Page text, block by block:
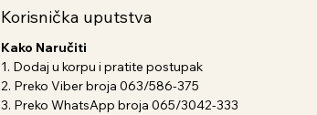
Korisnička uputstva
Kako Naručiti
1. Dodaj u korpu i pratite postupak
2. Preko Viber broja 063/586-375
3. Preko WhatsApp broja 065/3042-333